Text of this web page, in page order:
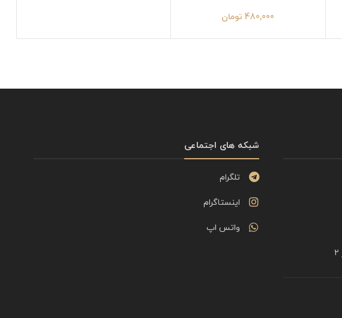
480,000 تومان
شبکه های اجتماعی
تلگرام
اینستاگرام
واتس اپ